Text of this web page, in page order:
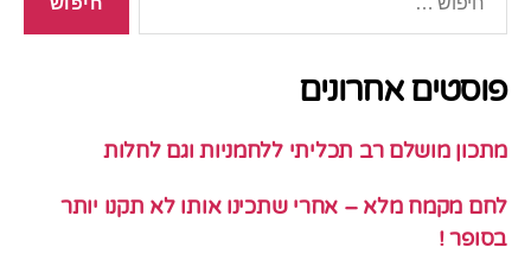
פוסטים אחרונים
מתכון מושלם רב תכליתי ללחמניות וגם לחלות
לחם מקמח מלא – אחרי שתכינו אותו לא תקנו יותר
בסופר !